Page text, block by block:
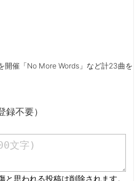
開催「no More Words」など計23曲を
不要）